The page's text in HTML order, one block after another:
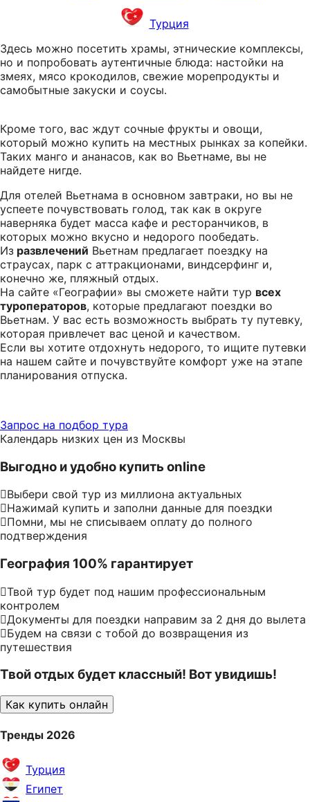
Турция
Здесь можно посетить храмы, этнические комплексы,
но и попробовать аутентичные блюда: настойки на
змеях, мясо крокодилов, свежие морепродукты и
самобытные закуски и соусы.
Кроме того, вас ждут сочные фрукты и овощи,
который можно купить на местных рынках за копейки.
Таких манго и ананасов, как во Вьетнаме, вы не
найдете нигде.
Для отелей Вьетнама в основном завтраки, но вы не
успеете почувствовать голод, так как в округе
наверняка будет масса кафе и ресторанчиков, в
которых можно вкусно и недорого пообедать.
Из развлечений Вьетнам предлагает поездку на
страусах, парк с аттракционами, виндсерфинг и,
конечно же, пляжный отдых.
На сайте «Географии» вы сможете найти тур всех
туроператоров, которые предлагают поездки во
Вьетнам. У вас есть возможность выбрать ту путевку,
которая привлечет вас ценой и качеством.
Если вы хотите отдохнуть недорого, то ищите путевки
на нашем сайте и почувствуйте комфорт уже на этапе
планирования отпуска.
Запрос на подбор тура
Календарь низких цен из Москвы
Выгодно и удобно купить online
Выбери свой тур из миллиона актуальных
Нажимай купить и заполни данные для поездки
Помни, мы не списываем оплату до полного
подтверждения
География 100% гарантирует
Твой тур будет под нашим профессиональным
контролем
Документы для поездки направим за 2 дня до вылета
Будем на связи с тобой до возвращения из
путешествия
Твой отдых будет классный! Вот увидишь!
Как купить онлайн
Тренды 2026
Турция
Египет